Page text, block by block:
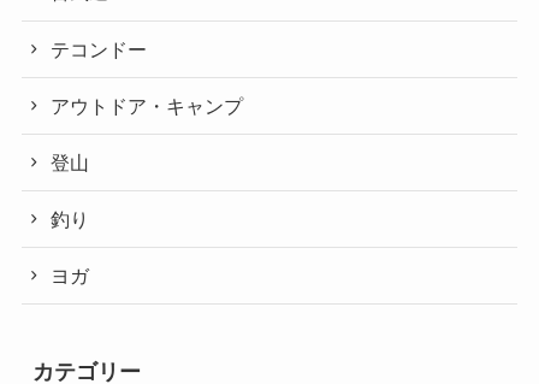
テコンドー
アウトドア・キャンプ
登山
釣り
ヨガ
カテゴリー